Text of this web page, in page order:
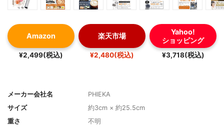
Amazon
¥2,499(税込)
楽天市場
¥2,480(税込)
Yahoo!
ショッピング
¥3,718(税込)
メーカー会社名
PHIEKA
サイズ
約3cm × 約25.5cm
重さ
不明